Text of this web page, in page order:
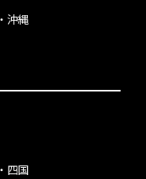
沖縄
四国